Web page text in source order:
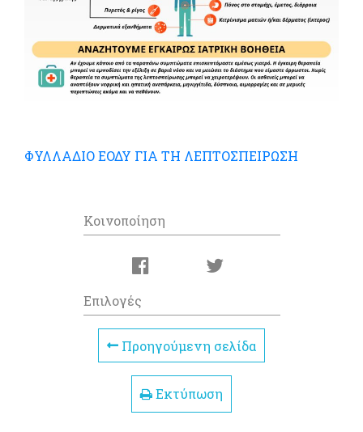
ΦΥΛΛΑΔΙΟ ΕΟΔΥ ΓΙΑ ΤΗ ΛΕΠΤΟΣΠΕΙΡΩΣΗ
Κοινοποίηση
Επιλογές
Προηγούμενη σελίδα
Εκτύπωση